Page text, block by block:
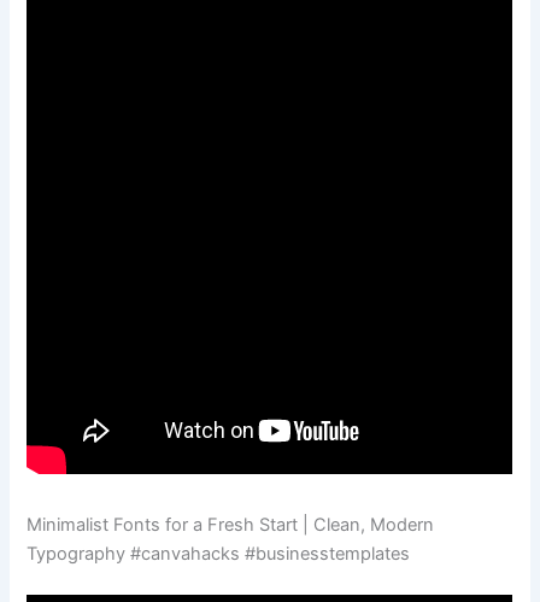
Minimalist Fonts for a Fresh Start | Clean, Modern
Typography #canvahacks #businesstemplates